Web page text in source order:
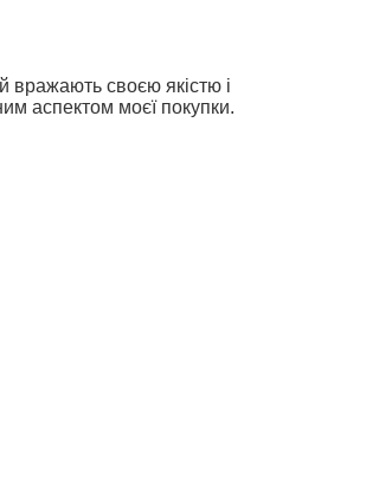
вражають своєю якістю і
аспектом моєї покупки.